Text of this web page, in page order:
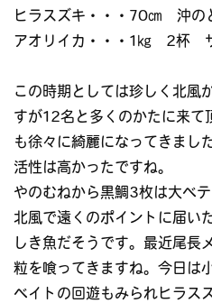
ヒラスズキ・・・70㎝ 沖の
アオリイカ・・・1㎏ 2杯
この時期としては珍しく北風
すが12名と多くのかたに来て
も徐々に綺麗になってきまし
活性は高かったですね。
やのむねから黒鯛3枚は大ベ
北風で遠くのポイントに届い
しき魚だそうです。最近尾長
粒を喰ってきますね。今日は
ベイトの回遊もみられヒラス